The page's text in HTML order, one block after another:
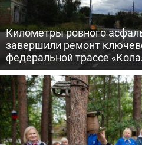
Километры ровного
завершили ремонт
федеральной трассе